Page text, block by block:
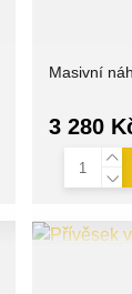
Masivní
3 280